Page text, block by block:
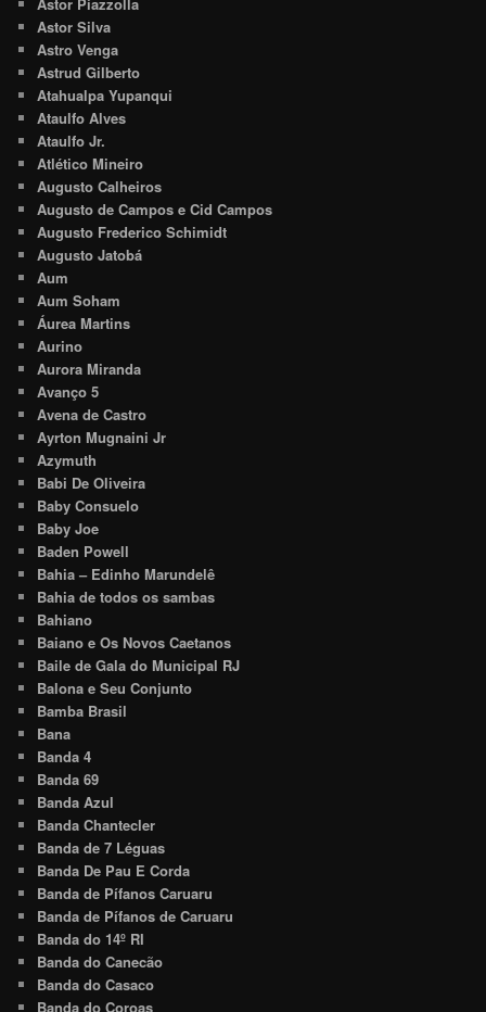
Astor Silva
Astro Venga
Astrud Gilberto
Atahualpa Yupanqui
Ataulfo Alves
Ataulfo Jr.
Atlético Mineiro
Augusto Calheiros
Augusto de Campos e Cid Campos
Augusto Frederico Schimidt
Augusto Jatobá
Aum
Aum Soham
Áurea Martins
Aurino
Aurora Miranda
Avanço 5
Avena de Castro
Ayrton Mugnaini Jr
Azymuth
Babi De Oliveira
Baby Consuelo
Baby Joe
Baden Powell
Bahia – Edinho Marundelê
Bahia de todos os sambas
Bahiano
Baiano e Os Novos Caetanos
Baile de Gala do Municipal RJ
Balona e Seu Conjunto
Bamba Brasil
Bana
Banda 4
Banda 69
Banda Azul
Banda Chantecler
Banda de 7 Léguas
Banda De Pau E Corda
Banda de Pífanos Caruaru
Banda de Pífanos de Caruaru
Banda do 14º RI
Banda do Canecão
Banda do Casaco
Banda do Coroas